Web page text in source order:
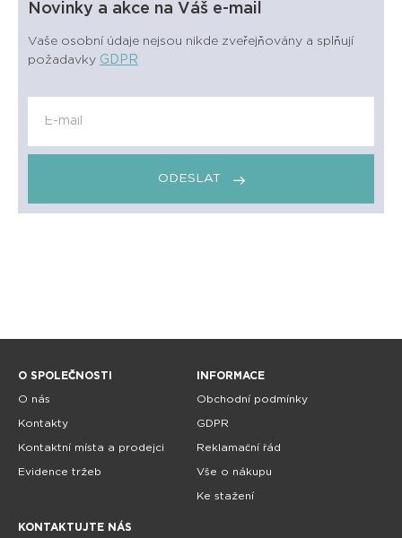
Novinky a akce na Váš e-mail
Vaše osobní údaje nejsou nikde zveřejňovány a splňují
požadavky GDPR
ODESLAT
O SPOLEČNOSTI
O nás
Kontakty
Kontaktní místa a prodejci
Evidence tržeb
INFORMACE
Obchodní podmínky
GDPR
Reklamační řád
Vše o nákupu
Ke stažení
KONTAKTUJTE NÁS